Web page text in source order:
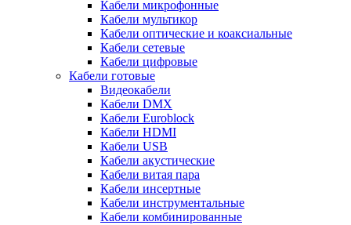
Кабели микрофонные
Кабели мультикор
Кабели оптические и коаксиальные
Кабели сетевые
Кабели цифровые
Кабели готовые
Видеокабели
Кабели DMX
Кабели Euroblock
Кабели HDMI
Кабели USB
Кабели акустические
Кабели витая пара
Кабели инсертные
Кабели инструментальные
Кабели комбинированные